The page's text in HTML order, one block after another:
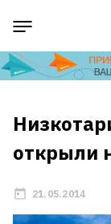
открыли
21.05.2014